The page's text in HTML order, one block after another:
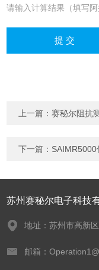
请输入计算结果（填写
上一篇：赛秘尔阻抗
下一篇：
苏州赛秘尔电子科技
地址：苏州市高新
邮箱：